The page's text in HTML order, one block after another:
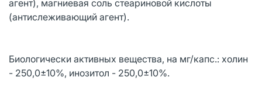
агент), магниевая соль стеариновой кислоты
(антислеживающий агент).
Биологически активных вещества, на мг/капс.: холин
- 250,0±10%, инозитол - 250,0±10%.